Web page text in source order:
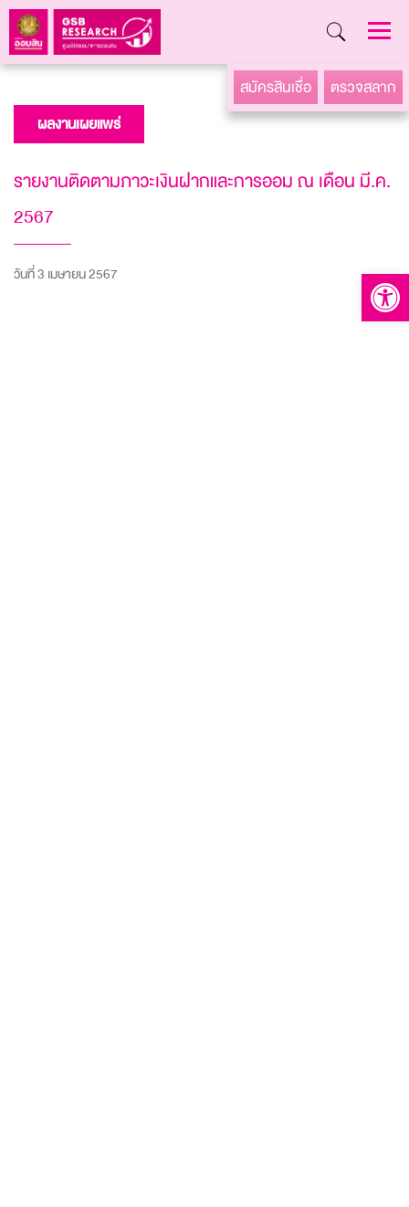
Open
สมัครสินเชื่อ ตรวจสลาก
Skip
ผลงานเผยแพร่
รายงานติดตามภาวะเงินฝากและการออม ณ เดือน มี.ค.
2567
วันที่ 3 เมษายน 2567